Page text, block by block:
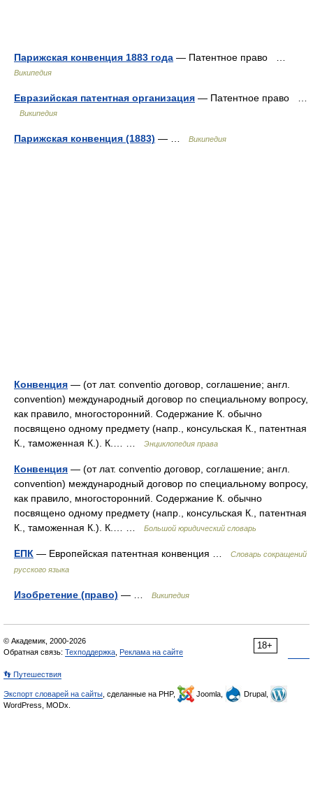
Парижская конвенция 1883 года — Патентное право …
Википедия
Евразийская патентная организация — Патентное право …
Википедия
Парижская конвенция (1883) — … Википедия
Конвенция — (от лат. conventio договор, соглашение; англ.
convention) международный договор по специальному вопросу,
как правило, многосторонний. Содержание К. обычно
посвящено одному предмету (напр., консульская К., патентная
К., таможенная К.). К.… …
Энциклопедия права
Конвенция — (от лат. conventio договор, соглашение; англ.
convention) международный договор по специальному вопросу,
как правило, многосторонний. Содержание К. обычно
посвящено одному предмету (напр., консульская К., патентная
К., таможенная К.). К.… …
Большой юридический словарь
ЕПК — Европейская патентная конвенция …
Словарь сокращений
русского языка
Изобретение (право) — … Википедия
18+
© Академик, 2000-2026
Обратная связь: Техподдержка Реклама на сайте
👣 Путешествия
Экспорт словарей на сайты , сделанные на PHP, Joomla,
Drupal,
WordPress, MODx.